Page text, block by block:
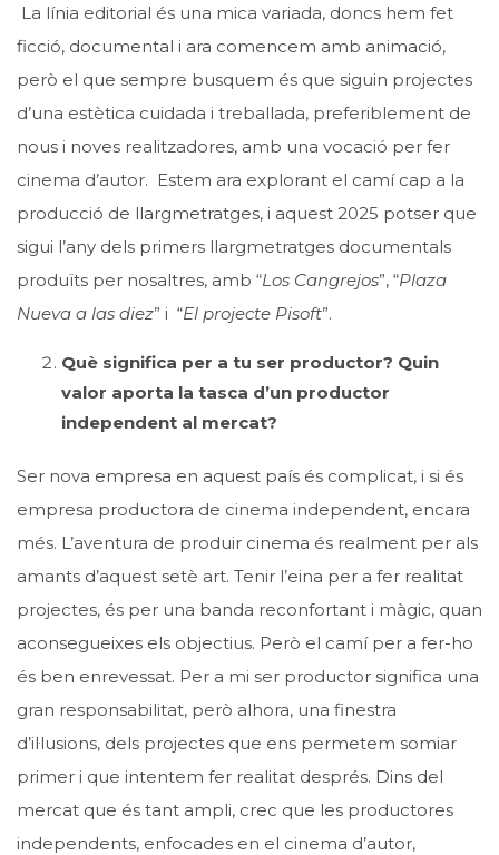
La línia editorial és una mica variada, doncs hem fet
ficció, documental i ara comencem amb animació,
però el que sempre busquem és que siguin projectes
d’una estètica cuidada i treballada, preferiblement de
nous i noves realitzadores, amb una vocació per fer
cinema d’autor. Estem ara explorant el camí cap a la
producció de llargmetratges, i aquest 2025 potser que
sigui l’any dels primers llargmetratges documentals
produïts per nosaltres, amb “Los Cangrejos”, “Plaza
Nueva a las diez” i “El projecte Pisoft”.
Què significa per a tu ser productor? Quin
valor aporta la tasca d’un productor
independent al mercat?
Ser nova empresa en aquest país és complicat, i si és
empresa productora de cinema independent, encara
més. L’aventura de produir cinema és realment per als
amants d’aquest setè art. Tenir l’eina per a fer realitat
projectes, és per una banda reconfortant i màgic, quan
aconsegueixes els objectius. Però el camí per a fer-ho
és ben enrevessat. Per a mi ser productor significa una
gran responsabilitat, però alhora, una finestra
d’il·lusions, dels projectes que ens permetem somiar
primer i que intentem fer realitat després. Dins del
mercat que és tant ampli, crec que les productores
independents, enfocades en el cinema d’autor,